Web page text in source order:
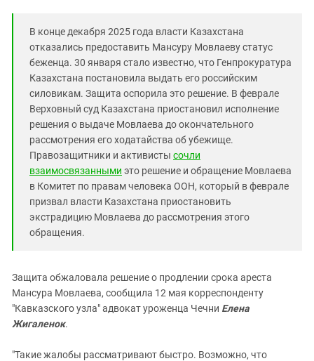
В конце декабря 2025 года власти Казахстана
отказались предоставить Мансуру Мовлаеву статус
беженца. 30 января стало известно, что Генпрокуратура
Казахстана постановила выдать его российским
силовикам. Защита оспорила это решение. В феврале
Верховный суд Казахстана приостановил исполнение
решения о выдаче Мовлаева до окончательного
рассмотрения его ходатайства об убежище.
Правозащитники и активисты сочли
взаимосвязанными это решение и обращение Мовлаева
в Комитет по правам человека ООН, который в феврале
призвал власти Казахстана приостановить
экстрадицию Мовлаева до рассмотрения этого
обращения.
Защита обжаловала решение о продлении срока ареста
Мансура Мовлаева, сообщила 12 мая корреспонденту
"Кавказского узла" адвокат уроженца Чечни Елена
Жигаленок.
"Такие жалобы рассматривают быстро. Возможно, что